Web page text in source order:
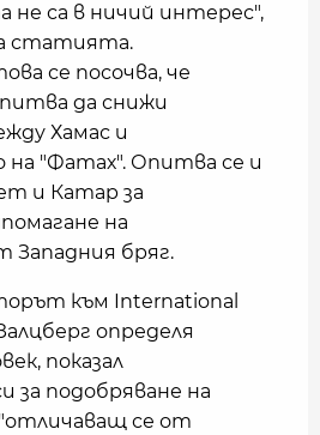
не са в ничий интерес",
статията.
се посочва, че
да снижи
Хамас и
"Фатах". Опитва се и
и Катар за
на
бряг.
към International
определя
показал
за подобряване на
"отличаващ се от